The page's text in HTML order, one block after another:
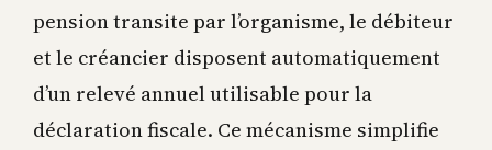
pension transite par l’organisme, le débiteur
et le créancier disposent automatiquement
d’un relevé annuel utilisable pour la
déclaration fiscale. Ce mécanisme simplifie